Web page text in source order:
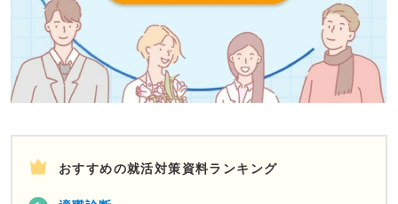
おすすめの就活対策資料ランキング